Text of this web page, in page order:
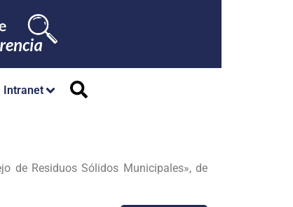
Intranet
de Residuos Sólidos Municipales», de